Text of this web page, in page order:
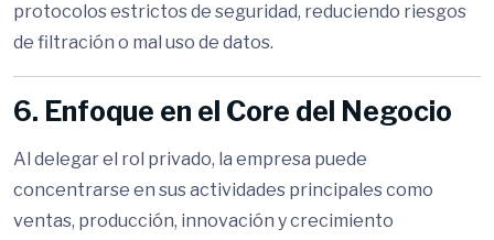
protocolos estrictos de seguridad, reduciendo riesgos
de filtración o mal uso de datos.
6. Enfoque en el Core del Negocio
Al delegar el rol privado, la empresa puede
concentrarse en sus actividades principales como
ventas, producción, innovación y crecimiento